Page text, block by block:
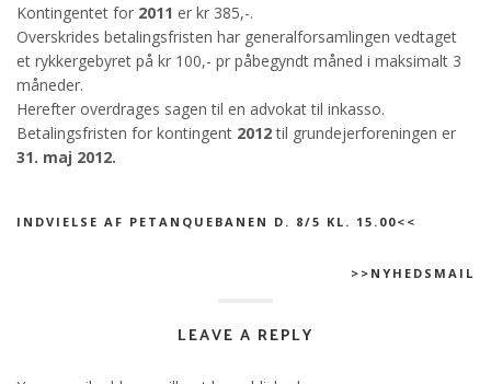
Kontingentet for 2011 er kr 385,-.
Overskrides betalingsfristen har generalforsamlingen vedtaget
et rykkergebyret på kr 100,- pr påbegyndt måned i maksimalt 3
måneder.
Herefter overdrages sagen til en advokat til inkasso.
Betalingsfristen for kontingent 2012til grundejerforeningen er
31. maj 2012.
INDVIELSE AF PETANQUEBANEN D. 8/5 KL. 15.00<<
>>NYHEDSMAIL
LEAVE A REPLY